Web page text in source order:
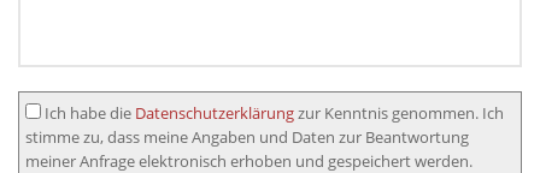
Ich habe die Datenschutzerklärungzur Kenntnis genommen. Ich
stimme zu, dass meine Angaben und Daten zur Beantwortung
meiner Anfrage elektronisch erhoben und gespeichert werden.